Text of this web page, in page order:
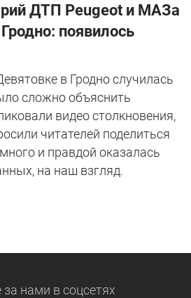
ДТП Peugeot и МАЗа
появилось
в Гродно случилась
сложно объяснить
видео столкновения,
читателей поделиться
и правдой оказалась
на наш взгляд.
за нами в соцсетях